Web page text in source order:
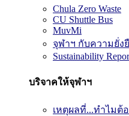
Chula Zero Waste
CU Shuttle Bus
MuvMi
จุฬาฯ กับความยั่ง
Sustainability
บริจาคให้จุฬาฯ
เหตุผลที่...ทำไมต้